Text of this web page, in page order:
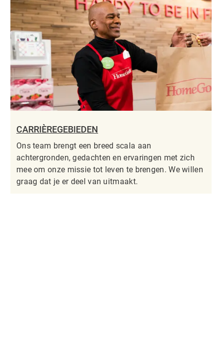
CARRIÈREGEBIEDEN
Ons team brengt een breed scala aan
achtergronden, gedachten en ervaringen met zich
mee om onze missie tot leven te brengen. We willen
graag dat je er deel van uitmaakt.